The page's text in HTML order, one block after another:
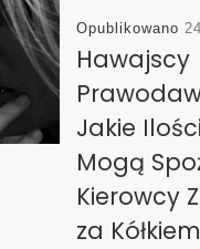
Opublikowano
Hawajscy
Jakie
Mogą
Kierowcy
za Kółkiem